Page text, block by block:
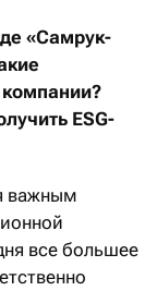
«Самрук-
ESG-
важным
все большее